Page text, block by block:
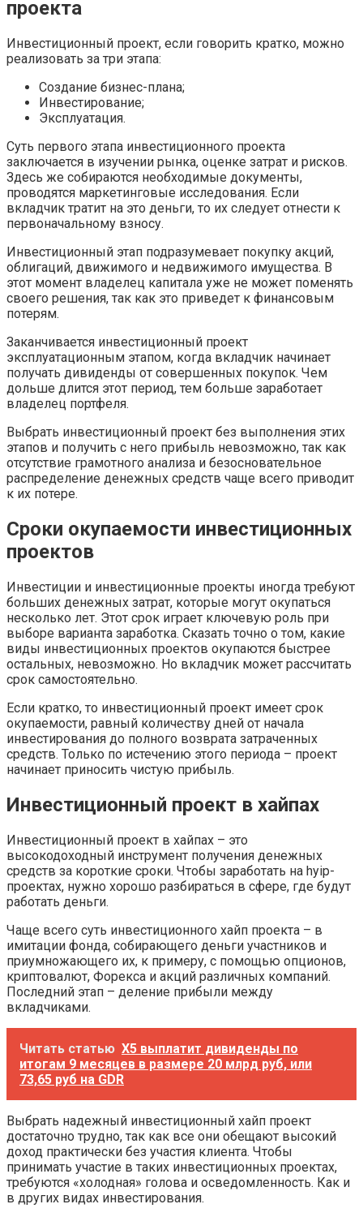
проекта
Инвестиционный проект, если говорить кратко, можно
реализовать за три этапа:
Создание бизнес-плана;
Инвестирование;
Эксплуатация.
Суть первого этапа инвестиционного проекта
заключается в изучении рынка, оценке затрат и рисков.
Здесь же собираются необходимые документы,
проводятся маркетинговые исследования. Если
вкладчик тратит на это деньги, то их следует отнести к
первоначальному взносу.
Инвестиционный этап подразумевает покупку акций,
облигаций, движимого и недвижимого имущества. В
этот момент владелец капитала уже не может поменять
своего решения, так как это приведет к финансовым
потерям.
Заканчивается инвестиционный проект
эксплуатационным этапом, когда вкладчик начинает
получать дивиденды от совершенных покупок. Чем
дольше длится этот период, тем больше заработает
владелец портфеля.
Выбрать инвестиционный проект без выполнения этих
этапов и получить с него прибыль невозможно, так как
отсутствие грамотного анализа и безосновательное
распределение денежных средств чаще всего приводит
к их потере.
Сроки окупаемости инвестиционных
проектов
Инвестиции и инвестиционные проекты иногда требуют
больших денежных затрат, которые могут окупаться
несколько лет. Этот срок играет ключевую роль при
выборе варианта заработка. Сказать точно о том, какие
виды инвестиционных проектов окупаются быстрее
остальных, невозможно. Но вкладчик может рассчитать
срок самостоятельно.
Если кратко, то инвестиционный проект имеет срок
окупаемости, равный количеству дней от начала
инвестирования до полного возврата затраченных
средств. Только по истечению этого периода – проект
начинает приносить чистую прибыль.
Инвестиционный проект в хайпах
Инвестиционный проект в хайпах – это
высокодоходный инструмент получения денежных
средств за короткие сроки. Чтобы заработать на hyip-
проектах, нужно хорошо разбираться в сфере, где будут
работать деньги.
Чаще всего суть инвестиционного хайп проекта – в
имитации фонда, собирающего деньги участников и
приумножающего их, к примеру, с помощью опционов,
криптовалют, Форекса и акций различных компаний.
Последний этап – деление прибыли между
вкладчиками.
Читать статью X5 выплатит дивиденды по
итогам 9 месяцев в размере 20 млрд руб, или
73,65 руб на GDR
Выбрать надежный инвестиционный хайп проект
достаточно трудно, так как все они обещают высокий
доход практически без участия клиента. Чтобы
принимать участие в таких инвестиционных проектах,
требуются «холодная» голова и осведомленность. Как и
в других видах инвестирования.